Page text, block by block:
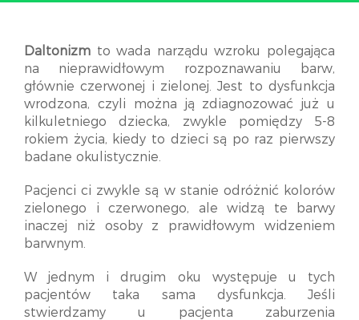
Daltonizm to wada narządu wzroku polegająca
na nieprawidłowym rozpoznawaniu barw,
głównie czerwonej i zielonej. Jest to dysfunkcja
wrodzona, czyli można ją zdiagnozować już u
kilkuletniego dziecka, zwykle pomiędzy 5-8
rokiem życia, kiedy to dzieci są po raz pierwszy
badane okulistycznie.
Pacjenci ci zwykle są w stanie odróżnić kolorów
zielonego i czerwonego, ale widzą te barwy
inaczej niż osoby z prawidłowym widzeniem
barwnym.
W jednym i drugim oku występuje u tych
pacjentów taka sama dysfunkcja. Jeśli
stwierdzamy u pacjenta zaburzenia